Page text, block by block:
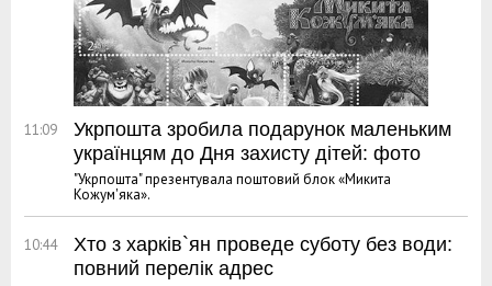
11:09
Укрпошта зробила подарунок маленьким
українцям до Дня захисту дітей: фото
"Укрпошта" презентувала поштовий блок «Микита
Кожум'яка».
10:44
Хто з харків`ян проведе суботу без води:
повний перелік адрес